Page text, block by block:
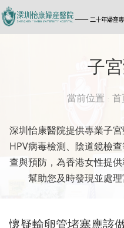
子
當前位置 首
深圳怡康醫院提供專業子宮
HPV病毒檢測、陰道鏡檢
查與預防，為香港女性提
幫助您及時發現並處理
懷疑輸卵管堵塞應該